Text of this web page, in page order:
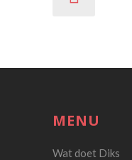
MENU
Wat doet Diks